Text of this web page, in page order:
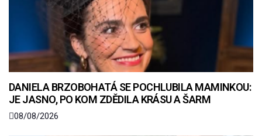
DANIELA BRZOBOHATÁ SE POCHLUBILA MAMINKOU:
JE JASNO, PO KOM ZDĚDILA KRÁSU A ŠARM
08/08/2026